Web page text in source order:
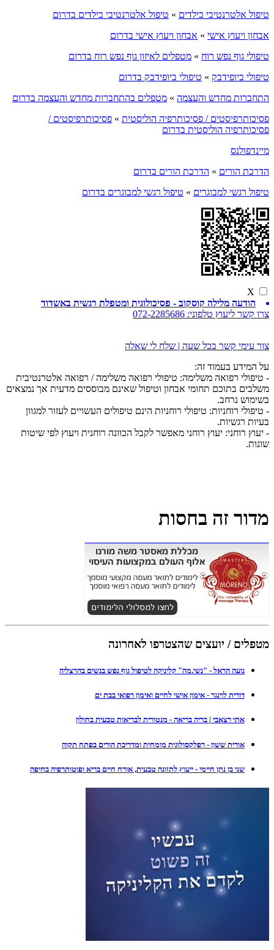
טיפול אלטרנטיבי בילדים » טיפול אלטרנטיבי בילדים בדרום
אבחון ויעוץ אישי » אבחון ויעוץ אישי בדרום
טיפולי גוף נפש רוח » מטפלים לאיזון גוף נפש רוח בדרום
טיפולי ביופידבק » טיפולי ביופידבק בדרום
התחברות מחדש והעצמה » מטפלים בהתחברות מחדש והעצמה בדרום
פסיכותרפיסטים / פסיכותרפיה הוליסטית » פסיכותרפיסטים /
פסיכותרפיה הוליסטית בדרום
מיינדפולנס
הדרכת הורים » הדרכת הורים בדרום
טיפול רגשי למבוגרים » טיפול רגשי למבוגרים בדרום
X
הודעה מלילה קוסקוב - פסיכולוגית ומטפלת רגשית באשדוד
צרו קשר ליעוץ טלפוני: 072-2285686
צור עימי קשר בכל שעה | שלח לי שאלה
על המידע בעמוד זה:
- טיפולי רפואה משלימה: טיפולי רפואה משלימה / רפואה אלטרנטיבית
משלבים בתוכם תחומי אבחון וטיפול שאינם מבוססים מדעית אך נמצאים
בשימוש נרחב.
- טיפולי רוחניות: טיפולי רוחניות הינם טיפולים העשויים לעזור למגוון
בעיות רגשיות.
- יעוץ רוחני: יעוץ רוחני מאפשר לקבל הכוונה רוחנית ויעוץ לפי שיטות
שונות.
מדור זה בחסות
מטפלים / יועצים שהצטרפו לאחרונה
נועה הראל - "נשי.מה" קליניקה לטיפול גוף נפש בנשים בהרצליה
דורית לוינגר - אימון אישי לחיים ואימון רפואי בבת ים
אתי רצאבי | בריה בריאה - מנטורית לבריאות טבעית בחולון
אורית ששון - רפלקסולוגית מומחית ומדריכת הורים בפתח תקוה
שני בן נתן חיימי - ייעוץ לתזונה טבעית, אורח חיים בריא ופוטותרפיה בחיפה